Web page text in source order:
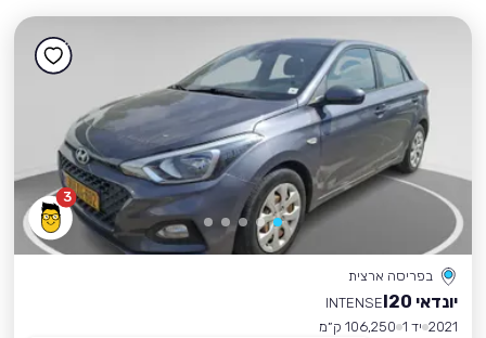
3
בפריסה ארצית
יונדאי I20
INTENSE
2021 יד 1
106,250 ק״מ